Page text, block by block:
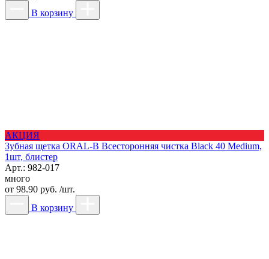
В корзину
АКЦИЯ
Зубная щетка ORAL-B Всесторонняя чистка Black 40 Medium,
1шт, блистер
Арт.: 982-017
много
от 98.90 руб. /шт.
В корзину